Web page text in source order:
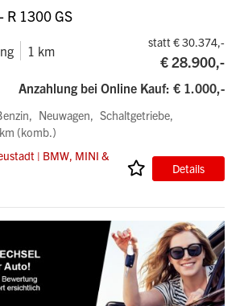
- R 1300 GS
1 km
statt € 30.374,-
€ 28.900,-
Anzahlung bei Online Kauf: € 1.000,-
Neuwagen
Schaltgetriebe
(komb.)
| BMW, MINI &
Details